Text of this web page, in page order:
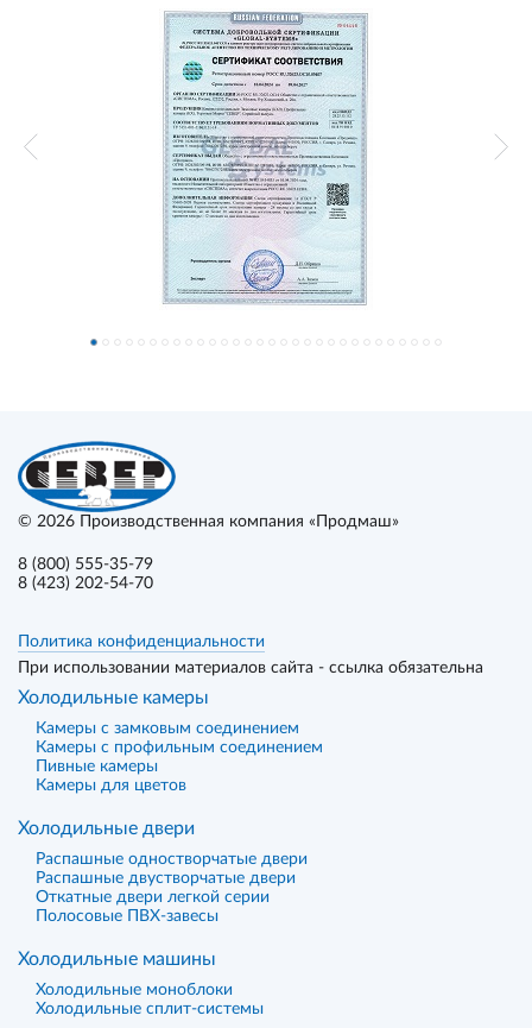
© 2026 Производственная компания «Продмаш»
8 (800) 555-35-79
8 (423) 202-54-70
Политика конфиденциальности
При использовании материалов сайта - ссылка обязательна
Холодильные камеры
Камеры с замковым соединением
Камеры с профильным соединением
Пивные камеры
Камеры для цветов
Холодильные двери
Распашные одностворчатые двери
Распашные двустворчатые двери
Откатные двери легкой серии
Полосовые ПВХ-завесы
Холодильные машины
Холодильные моноблоки
Холодильные сплит-системы